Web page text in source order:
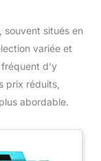
souvent situés en
variée et
d’y
prix réduits,
abordable.